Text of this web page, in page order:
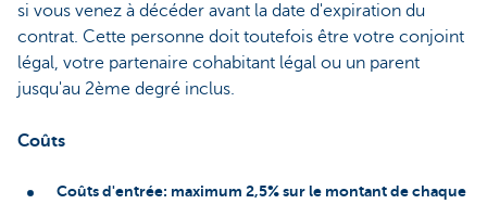
si vous venez à décéder avant la date d'expiration du
contrat. Cette personne doit toutefois être votre conjoint
légal, votre partenaire cohabitant légal ou un parent
jusqu'au 2ème degré inclus.
Coûts
Coûts d'entrée: maximum 2,5% sur le montant de chaque